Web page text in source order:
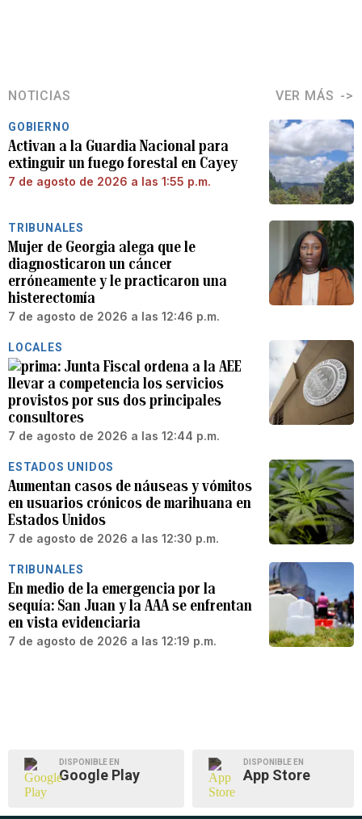
NOTICIAS VER MÁS
GOBIERNO
Activan a la Guardia Nacional para
extinguir un fuego forestal en Cayey
7 de agosto de 2026 a las 1:55 p.m.
TRIBUNALES
Mujer de Georgia alega que le
diagnosticaron un cáncer
erróneamente y le practicaron una
histerectomía
7 de agosto de 2026 a las 12:46 p.m.
LOCALES
Junta Fiscal ordena a la AEE
llevar a competencia los servicios
provistos por sus dos principales
consultores
7 de agosto de 2026 a las 12:44 p.m.
ESTADOS UNIDOS
Aumentan casos de náuseas y vómitos
en usuarios crónicos de marihuana en
Estados Unidos
7 de agosto de 2026 a las 12:30 p.m.
TRIBUNALES
En medio de la emergencia por la
sequía: San Juan y la AAA se enfrentan
en vista evidenciaria
7 de agosto de 2026 a las 12:19 p.m.
DISPONIBLE EN
Google Play
DISPONIBLE EN
App Store